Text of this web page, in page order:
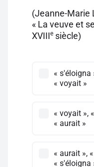
(Jeanne-Marie
« La veuve et
XVIIIe siècle)
« s'éloigna
« voyait »
« voyait »,
« aurait »
« aurait »,
« s'éloigna